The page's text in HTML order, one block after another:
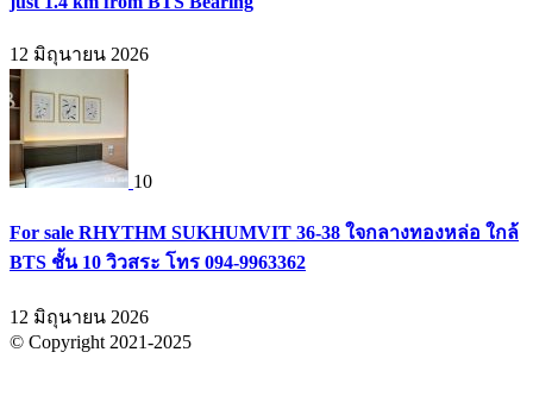
12 มิถุนายน 2026
10
For sale RHYTHM SUKHUMVIT 36-38 ใจกลางทองหล่อ ใกล้
BTS ชั้น 10 วิวสระ โทร 094-9963362
12 มิถุนายน 2026
© Copyright 2021-2025